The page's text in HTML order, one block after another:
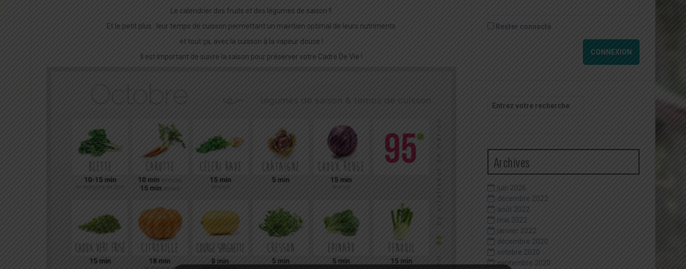
Le calendrier des fruits et des légumes de saison !!
Et le petit plus : leur temps de cuisson permettant un maintien optimal de leurs nutriments
et tout ça, avec la cuisson à la vapeur douce !
Il est important de suivre la saison pour préserver votre Cadre De Vie !
Rester connecté
CONNEXION
pour
Archives
juin 2026
décembre 2022
août 2022
mai 2022
janvier 2022
décembre 2020
octobre 2020
septembre 2020